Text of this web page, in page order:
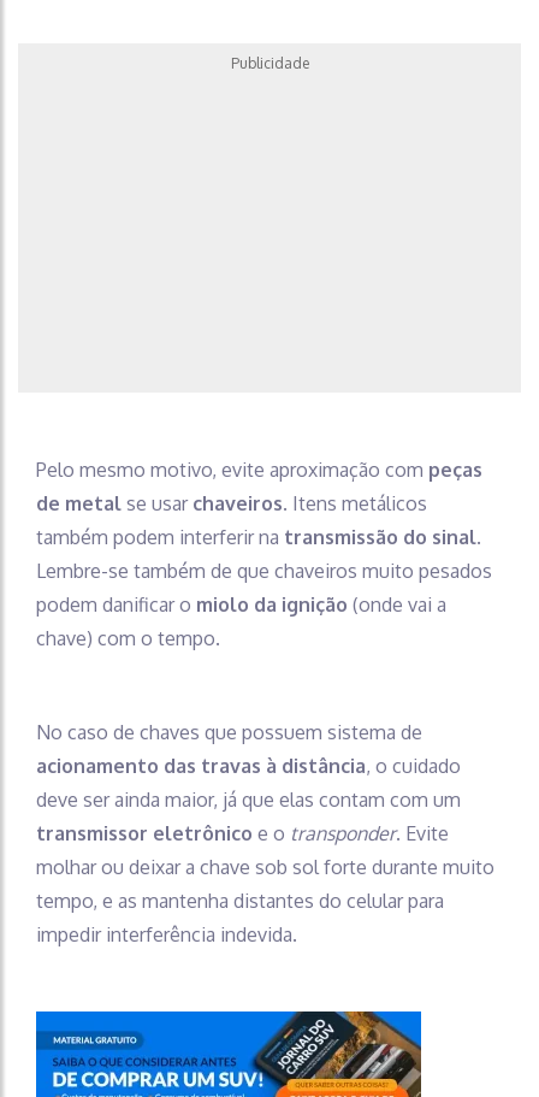
Publicidade
Pelo mesmo motivo, evite aproximação com peças
de metal se usar chaveiros. Itens metálicos
também podem interferir na transmissão do sinal.
Lembre-se também de que chaveiros muito pesados
podem danificar o miolo da ignição (onde vai a
chave) com o tempo.
No caso de chaves que possuem sistema de
acionamento das travas à distância, o cuidado
deve ser ainda maior, já que elas contam com um
transmissor eletrônico e o transponder. Evite
molhar ou deixar a chave sob sol forte durante muito
tempo, e as mantenha distantes do celular para
impedir interferência indevida.